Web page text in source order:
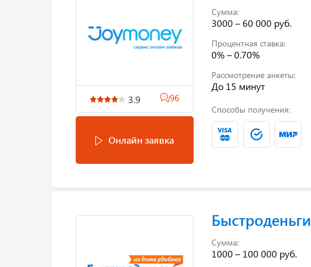
3.9 96
Онлайн заявка
Сумма:
3000 – 60 000 руб.
Процентная ставка:
0% – 0.70%
Рассмотрение анкеты:
До 15 минут
Способы получения:
Быстроденьги
Сумма:
1000 – 100 000 руб.